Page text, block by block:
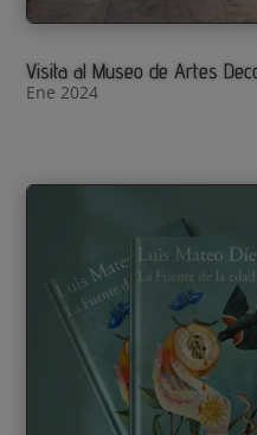
Visita al Museo de Artes
Ene 2024